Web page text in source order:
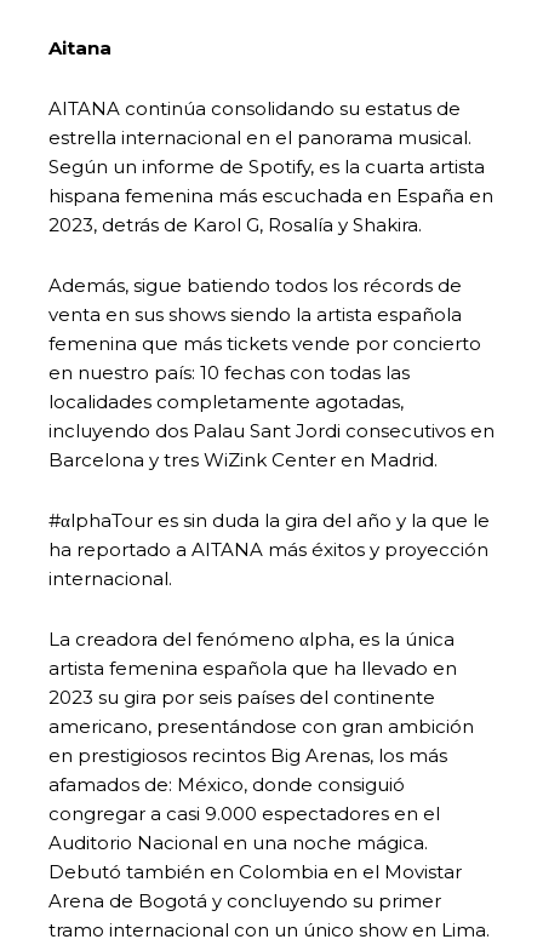
Aitana
AITANA continúa consolidando su estatus de
estrella internacional en el panorama musical.
Según un informe de Spotify, es la cuarta artista
hispana femenina más escuchada en España en
2023, detrás de Karol G, Rosalía y Shakira.
Además, sigue batiendo todos los récords de
venta en sus shows siendo la artista española
femenina que más tickets vende por concierto
en nuestro país: 10 fechas con todas las
localidades completamente agotadas,
incluyendo dos Palau Sant Jordi consecutivos en
Barcelona y tres WiZink Center en Madrid.
#αlphaTour es sin duda la gira del año y la que le
ha reportado a AITANA más éxitos y proyección
internacional.
La creadora del fenómeno αlpha, es la única
artista femenina española que ha llevado en
2023 su gira por seis países del continente
americano, presentándose con gran ambición
en prestigiosos recintos Big Arenas, los más
afamados de: México, donde consiguió
congregar a casi 9.000 espectadores en el
Auditorio Nacional en una noche mágica.
Debutó también en Colombia en el Movistar
Arena de Bogotá y concluyendo su primer
tramo internacional con un único show en Lima.